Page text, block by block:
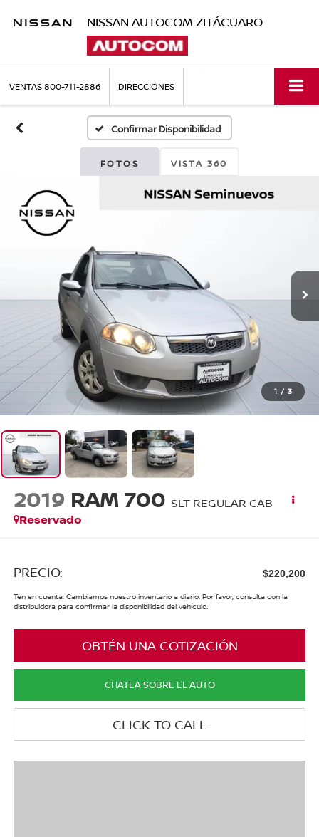
NISSAN AUTOCOM ZITÁCUARO
VENTAS800-711-2886 DIRECCIONES
Confirmar Disponibilidad
FOTOS VISTA 360
1 / 3
2019 RAM 700 SLT REGULAR CAB
Reservado
PRECIO: $220,200
Ten en cuenta: Cambiamos nuestro inventario a diario. Por favor, consulta con la
distribuidora para confirmar la disponibilidad del vehículo.
OBTÉN UNA COTIZACIÓN
CHATEA SOBRE EL AUTO
CLICK TO CALL